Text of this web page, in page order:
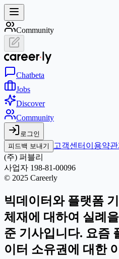
Community
Chatbeta
Jobs
Discover
Community
로그인
피드백 보내기
고객센터 이용약관
(주) 퍼블리
사업자 198-81-00096
© 2025 Careerly
빅데이터와 플랫폼
체재에 대하여 실례
준 기사입니다. 요즘
이터 소유권에 대한